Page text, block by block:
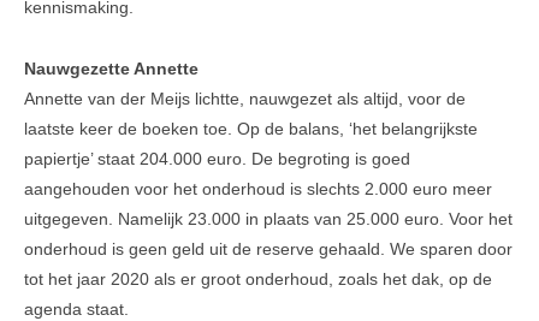
kennismaking.
Nauwgezette Annette
Annette van der Meijs lichtte, nauwgezet als altijd, voor de
laatste keer de boeken toe. Op de balans, ‘het belangrijkste
papiertje’ staat 204.000 euro. De begroting is goed
aangehouden voor het onderhoud is slechts 2.000 euro meer
uitgegeven. Namelijk 23.000 in plaats van 25.000 euro. Voor het
onderhoud is geen geld uit de reserve gehaald. We sparen door
tot het jaar 2020 als er groot onderhoud, zoals het dak, op de
agenda staat.